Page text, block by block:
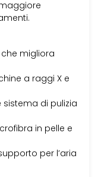
migliora
a raggi X e
sistema di pulizia
in pelle e
per l’aria